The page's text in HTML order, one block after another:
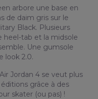
arbore une base en
de daim gris sur le
Black. Plusieurs
heel-tab et la midsole
Une gumsole
look 2.0.
Jordan 4 se veut plus
grâce à des
skater (ou pas) !